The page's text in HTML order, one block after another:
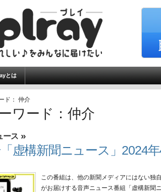
とは
ド： 仲介
ワード：仲介
ース »
虚構新聞ニュース」2024年
この番組は、他の新聞メディアにはない独
がお届けする音声ニュース番組「虚構新聞